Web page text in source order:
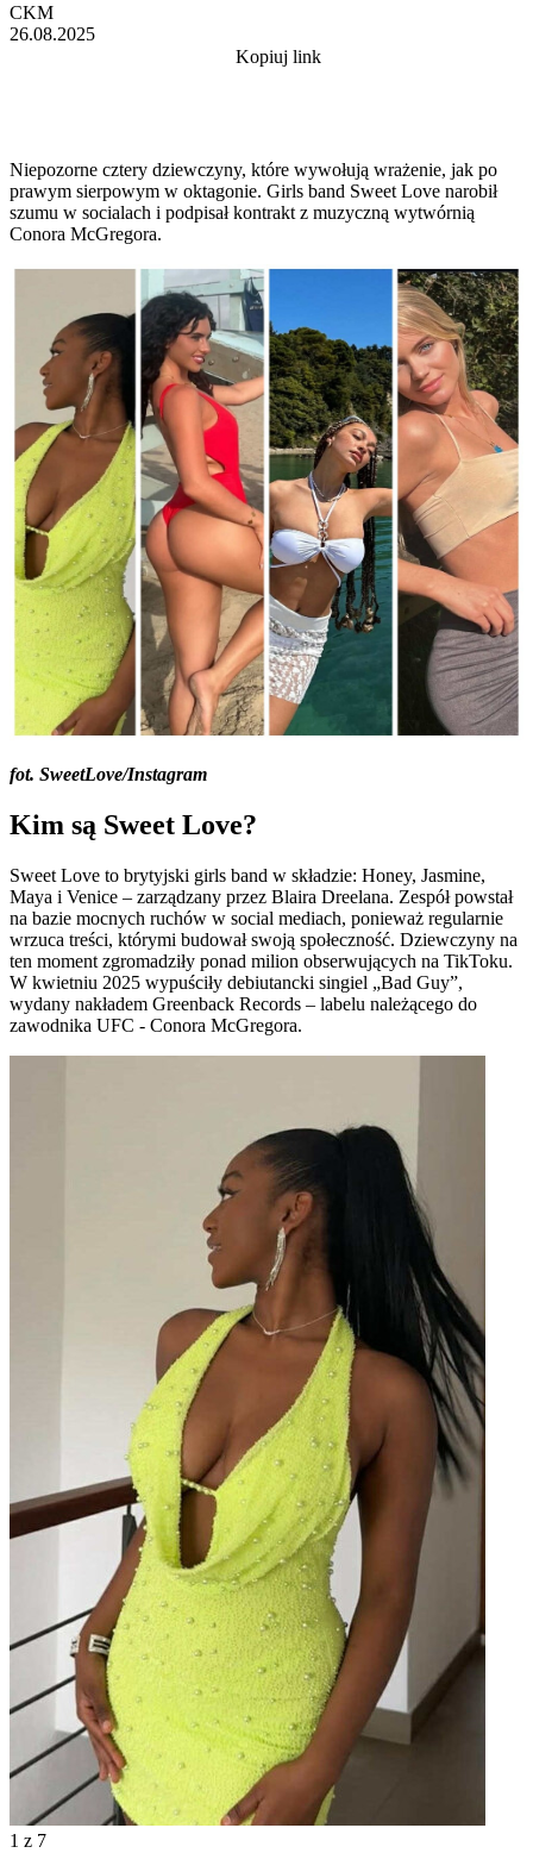
CKM
26.08.2025
Kopiuj link
Niepozorne cztery dziewczyny, które wywołują wrażenie, jak po
prawym sierpowym w oktagonie. Girls band Sweet Love narobił
szumu w socialach i podpisał kontrakt z muzyczną wytwórnią
Conora McGregora.
fot. SweetLove/Instagram
Kim są Sweet Love?
Sweet Love to brytyjski girls band w składzie: Honey, Jasmine,
Maya i Venice – zarządzany przez Blaira Dreelana. Zespół powstał
na bazie mocnych ruchów w social mediach, ponieważ regularnie
wrzuca treści, którymi budował swoją społeczność. Dziewczyny na
ten moment zgromadziły ponad milion obserwujących na TikToku.
W kwietniu 2025 wypuściły debiutancki singiel „Bad Guy”,
wydany nakładem Greenback Records – labelu należącego do
zawodnika UFC - Conora McGregora.
1 z 7